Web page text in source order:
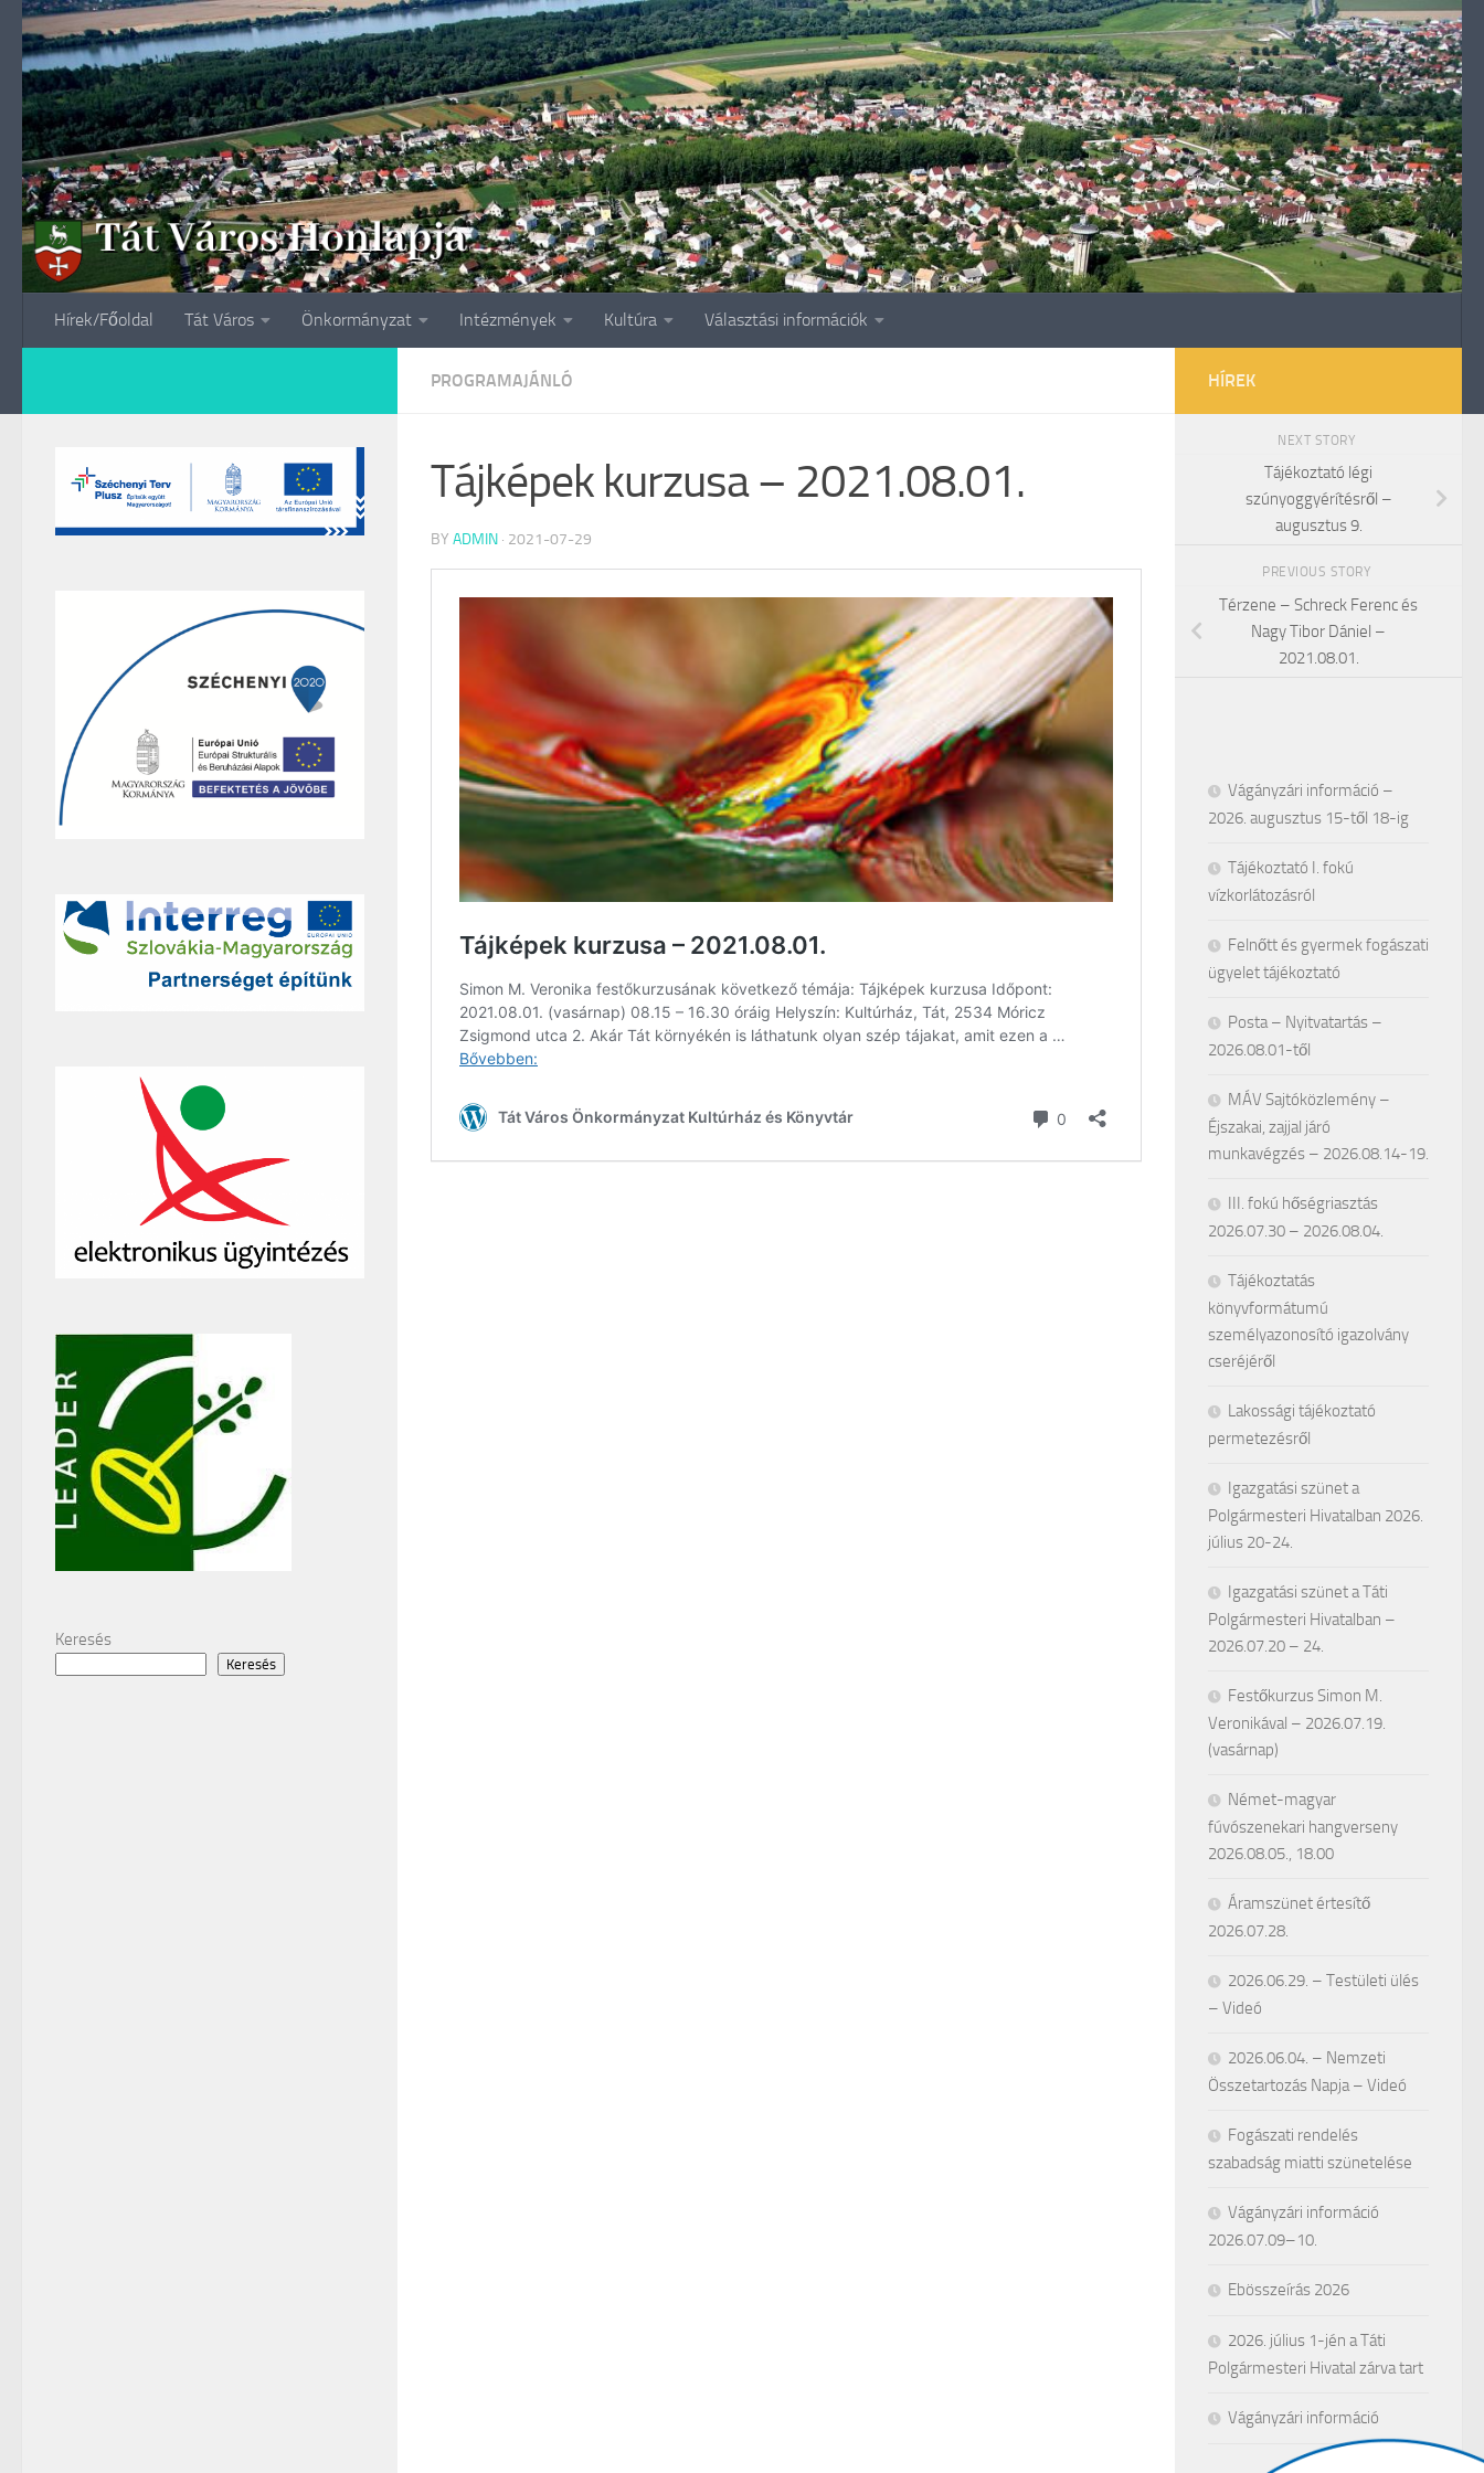
Skip to content
Hírek/Főoldal Tát Város Önkormányzat Intézmények Kultúra Választási információk
PROGRAMAJÁNLÓ
Tájképek kurzusa – 2021.08.01.
BY ADMIN · 2021-07-29
Keresés
Keresés
HÍREK
NEXT STORY
Tájékoztató légi
szúnyoggyérítésről –
augusztus 9.
PREVIOUS STORY
Térzene – Schreck Ferenc és
Nagy Tibor Dániel –
2021.08.01.
Vágányzári információ –
2026. augusztus 15-től 18-ig
Tájékoztató I. fokú
vízkorlátozásról
Felnőtt és gyermek fogászati
ügyelet tájékoztató
Posta – Nyitvatartás –
2026.08.01-től
MÁV Sajtóközlemény –
Éjszakai, zajjal járó
munkavégzés – 2026.08.14-19.
III. fokú hőségriasztás
2026.07.30 – 2026.08.04.
Tájékoztatás
könyvformátumú
személyazonosító igazolvány
cseréjéről
Lakossági tájékoztató
permetezésről
Igazgatási szünet a
Polgármesteri Hivatalban 2026.
július 20-24.
Igazgatási szünet a Táti
Polgármesteri Hivatalban –
2026.07.20 – 24.
Festőkurzus Simon M.
Veronikával – 2026.07.19.
(vasárnap)
Német-magyar
fúvószenekari hangverseny
2026.08.05., 18.00
Áramszünet értesítő
2026.07.28.
2026.06.29. – Testületi ülés
– Videó
2026.06.04. – Nemzeti
Összetartozás Napja – Videó
Fogászati rendelés
szabadság miatti szünetelése
Vágányzári információ
2026.07.09–10.
Ebösszeírás 2026
2026. július 1-jén a Táti
Polgármesteri Hivatal zárva tart
Vágányzári információ